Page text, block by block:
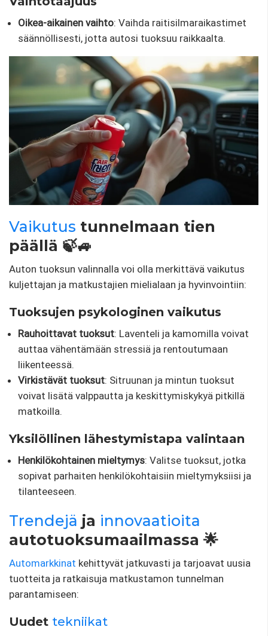
Oikea-aikainen vaihto: Vaihda raitisilmaraikastimet
säännöllisesti, jotta autosi tuoksuu raikkaalta.
Vaikutus tunnelmaan tien
päällä 🍃🚙
Auton tuoksun valinnalla voi olla merkittävä vaikutus
kuljettajan ja matkustajien mielialaan ja hyvinvointiin:
Tuoksujen psykologinen vaikutus
Rauhoittavat tuoksut: Laventeli ja kamomilla voivat
auttaa vähentämään stressiä ja rentoutumaan
liikenteessä.
Virkistävät tuoksut: Sitruunan ja mintun tuoksut
voivat lisätä valppautta ja keskittymiskykyä pitkillä
matkoilla.
Yksilöllinen lähestymistapa valintaan
Henkilökohtainen mieltymys: Valitse tuoksut, jotka
sopivat parhaiten henkilökohtaisiin mieltymyksiisi ja
tilanteeseen.
Trendejä ja innovaatioita
autotuoksumaailmassa 🌟
Automarkkinat kehittyvät jatkuvasti ja tarjoavat uusia
tuotteita ja ratkaisuja matkustamon tunnelman
parantamiseen:
Uudet tekniikat